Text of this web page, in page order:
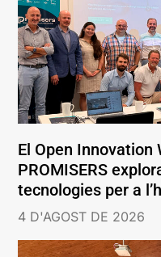
El Open Innovation
PROMISERS
tecnologies per a
4 D'AGOST DE 2026